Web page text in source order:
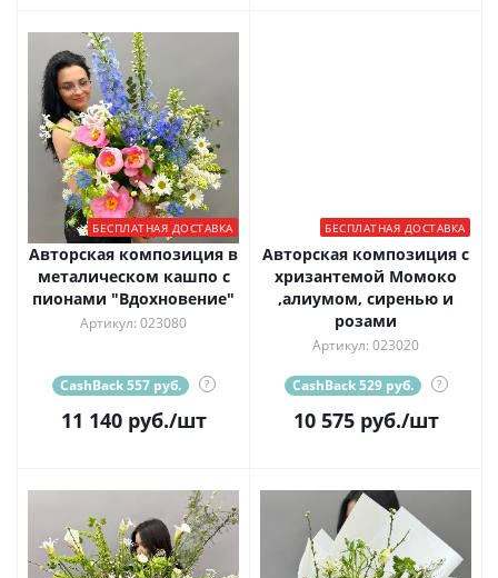
БЕСПЛАТНАЯ ДОСТАВКА
Авторская композиция в
металическом кашпо с
пионами "Вдохновение"
Артикул: 023080
CashBack 557 руб. ?
11 140руб./шт
БЕСПЛАТНАЯ ДОСТАВКА
Авторская композиция с
хризантемой Момоко
,алиумом, сиренью и
розами
Артикул: 023020
CashBack 529 руб. ?
10 575руб./шт